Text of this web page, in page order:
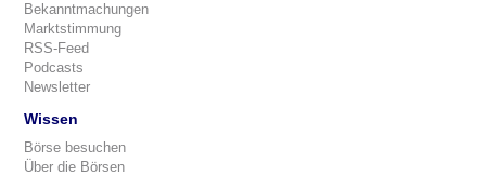
Bekanntmachungen
Marktstimmung
RSS-Feed
Podcasts
Newsletter
Wissen
Börse besuchen
Über die Börsen